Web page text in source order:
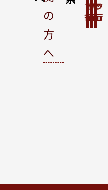
の
方
へ
ア
行
カ
行
サ
行
タ
行
ナ
行
ハ
行
マ
行
ヤ
行
ラ
行
ワ
行